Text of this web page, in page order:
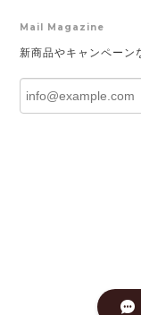
Mail Magazine
新商品やキャンペーン